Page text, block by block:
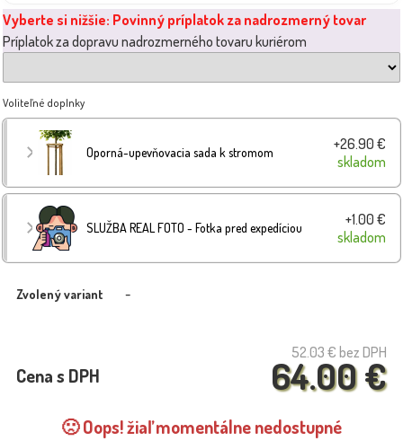
Vyberte si nižšie: Povinný príplatok za nadrozmerný tovar
Príplatok za dopravu nadrozmerného tovaru kuriérom
Voliteľné doplnky
Oporná-upevňovacia sada k stromom
+26.90 €
skladom
SLUŽBA REAL FOTO - Fotka pred expedíciou
+1.00 €
skladom
Zvolený variant -
52.03 € bez DPH
64.00 €
Cena s DPH
🙁 Oops! žiaľ momentálne nedostupné